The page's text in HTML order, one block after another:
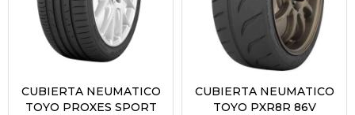
CUBIERTA NEUMATICO
TOYO PROXES SPORT
CUBIERTA NEUMATICO
TOYO PXR8R 86V